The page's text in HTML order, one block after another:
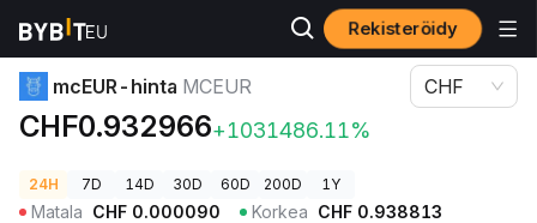
Rekisteröidy
Kryptohinnat
mcEUR-hinta MCEUR
CHF0.932966+1031486.11%
CHF
24H 7D 14D 30D 60D 200D 1Y
Matala CHF 0.000090 Korkea CHF 0.938813